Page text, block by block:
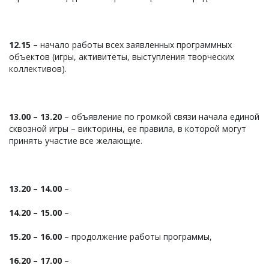
12.15 – начало работы всех заявленных программных
объектов (игры, активитеты, выступления творческих
коллективов).
13.00 – 13.20 – объявление по громкой связи начала единой
сквозной игры – викторины, ее правила, в которой могут
принять участие все желающие.
13.20 – 14.00 –
14.20 – 15.00 –
15.20 – 16.00 – продолжение работы программы,
16.20 – 17.00 –